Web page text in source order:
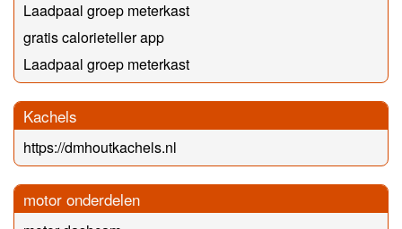
Laadpaal groep meterkast
gratis calorieteller app
Laadpaal groep meterkast
Kachels
https://dmhoutkachels.nl
motor onderdelen